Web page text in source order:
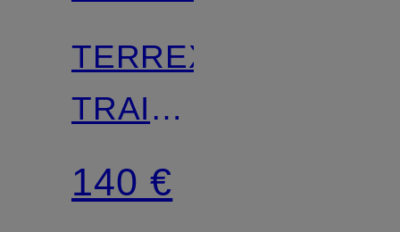
TERREX
TRAILMAKER
2.0 MID
GORE-
140 €